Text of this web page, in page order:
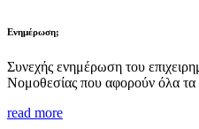
Ενημέρωση;
Συνεχής ενημέρωση του
Νομοθεσίας που αφορούν όλα τα
read more